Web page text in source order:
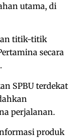
utama, di
titik-titik
secara
SPBU terdekat
perjalanan.
produk